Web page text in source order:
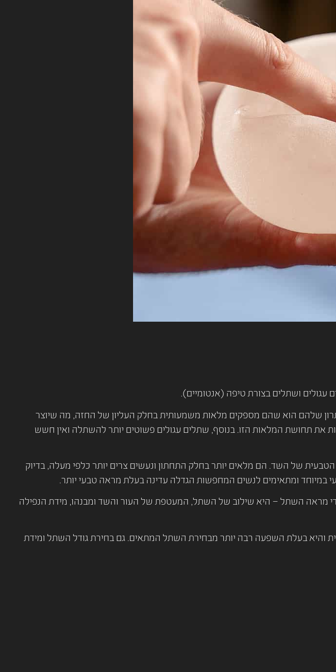
עגולים ושתלים בצורת טיפה (אנטומיים).
שלהם הוא שהם מספקים מלאות משמעותית בחלק העליון של החזה, מה שיוצר
את תחושת המלאות הזו. בנוסף, שתלים עגולים פשוטים יותר להשתלה ואין חשש
של השד. הם מלאים יותר בחלק התחתון ונעשים צרים יותר כלפי מעלה, בדיוק
ומתאימים לנשים המחפשות הגדלה עדינה בעלת מראה טבעי יותר.
מראה השתל – היא שילוב של השתל, המעטפת של העור והשד ומבנהו, מידת הנפילה
והיא בעלת השפעה רבה יותר מבחירת השתל המתאים. גם בחירת גודל השתל ומידת